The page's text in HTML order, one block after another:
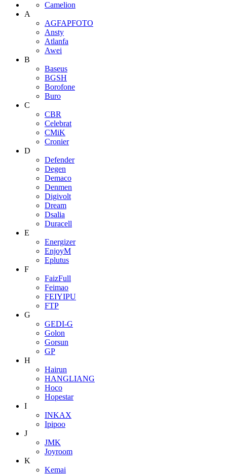
Camelion
A
AGFAPFOTO
Ansty
Atlanfa
Awei
B
Baseus
BGSH
Borofone
Buro
C
CBR
Celebrat
CMiK
Cronier
D
Defender
Degen
Demaco
Denmen
Digivolt
Dream
Dsalia
Duracell
E
Energizer
EnjoyM
Eplutus
F
FaizFull
Feimao
FEIYIPU
FTP
G
GEDI-G
Golon
Gorsun
GP
H
Hairun
HANGLIANG
Hoco
Hopestar
I
INKAX
Ipipoo
J
JMK
Joyroom
K
Kemai